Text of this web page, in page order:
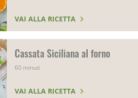
VAI ALLA RICETTA
Cassata Siciliana al forno
60 minuti
VAI ALLA RICETTA